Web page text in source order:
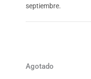
septiembre.
Agotado